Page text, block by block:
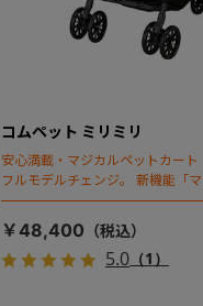
コムペット ミリミリ
安心満載・マジカルペットカー
フルモデルチェンジ。 新機能「
ディング」搭載
￥48,400
5.0（1）